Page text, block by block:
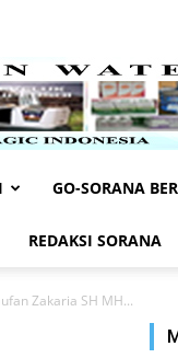
GO-SORANA
REDAKSI SORANA
Zakaria SH MH...